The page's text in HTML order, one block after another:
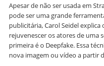
Apesar de não ser usada em
pode ser uma grande
publicitária, Carol Seidel
rejuvenescer os atores de uma
primeira é o Deepfake. Essa
nova imagem ou vídeo a partir